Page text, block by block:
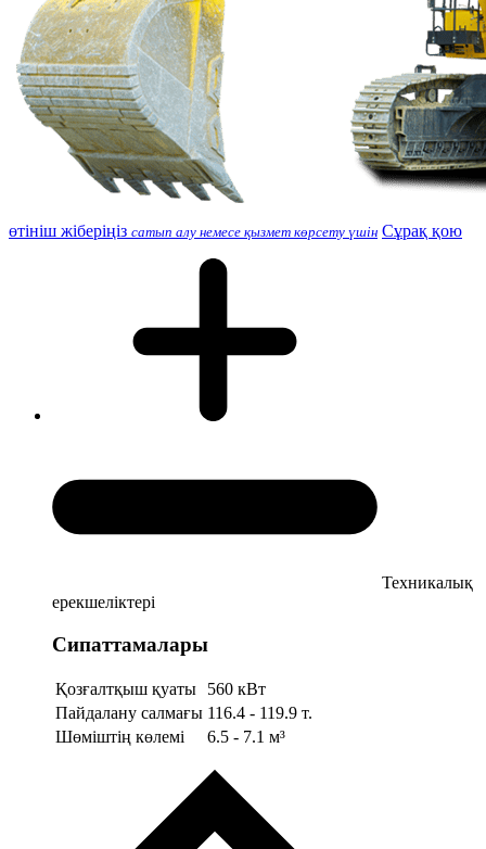
өтініш жіберіңіз сатып алу немесе қызмет көрсету үшін Сұрақ қою
Техникалық
ерекшеліктері
Сипаттамалары
Қозғалтқыш қуаты
560 кВт
Пайдалану салмағы 116.4 - 119.9 т.
Шөміштің көлемі
6.5 - 7.1 м³